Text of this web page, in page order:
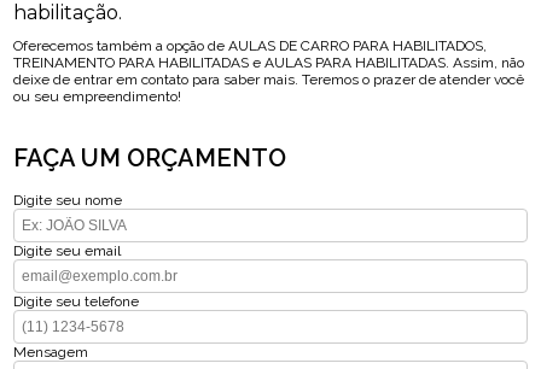
habilitação.
Oferecemos também a opção de AULAS DE CARRO PARA HABILITADOS,
TREINAMENTO PARA HABILITADAS e AULAS PARA HABILITADAS. Assim, não
deixe de entrar em contato para saber mais. Teremos o prazer de atender você
ou seu empreendimento!
FAÇA UM ORÇAMENTO
Digite seu nome
Digite seu email
Digite seu telefone
Mensagem